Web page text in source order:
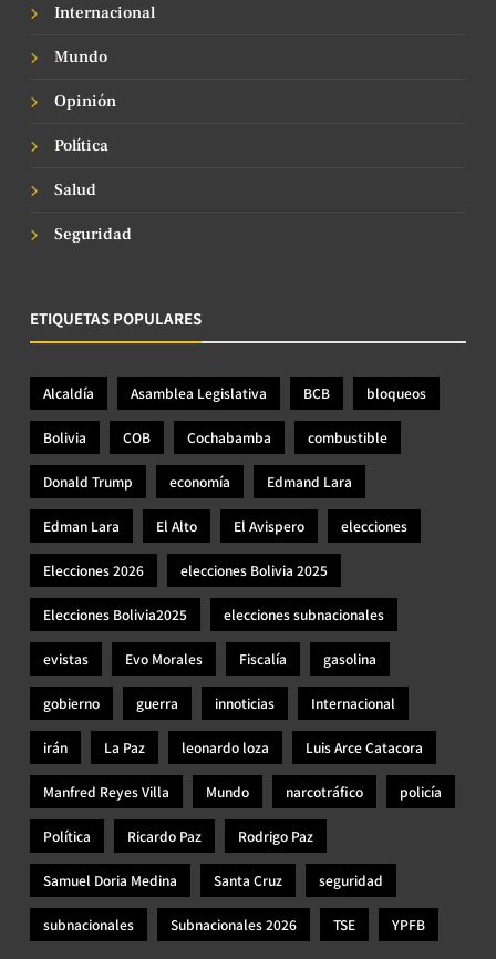
Internacional
Mundo
Opinión
Política
Salud
Seguridad
ETIQUETAS POPULARES
Alcaldía Asamblea Legislativa BCB bloqueos
Bolivia COB Cochabamba combustible
Donald Trump economía Edmand Lara
Edman Lara El Alto El Avispero elecciones
Elecciones 2026 elecciones Bolivia 2025
Elecciones Bolivia2025 elecciones subnacionales
evistas Evo Morales Fiscalía gasolina
gobierno guerra innoticias Internacional
irán La Paz leonardo loza Luis Arce Catacora
Manfred Reyes Villa Mundo narcotráfico policía
Política Ricardo Paz Rodrigo Paz
Samuel Doria Medina Santa Cruz seguridad
subnacionales Subnacionales 2026 TSE YPFB